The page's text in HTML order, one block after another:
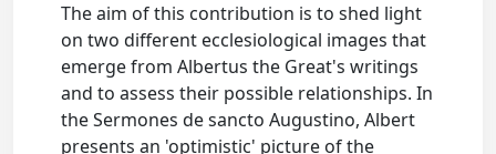
The aim of this contribution is to shed light
on two different ecclesiological images that
emerge from Albertus the Great's writings
and to assess their possible relationships. In
the Sermones de sancto Augustino, Albert
presents an 'optimistic' picture of the